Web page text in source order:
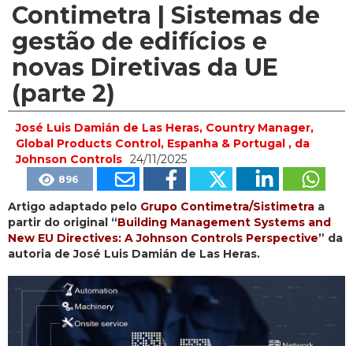
Contimetra | Sistemas de
gestão de edifícios e
novas Diretivas da UE
(parte 2)
José Luis Damián de Las Heras, Country Manager,
Global Products Control, Espanha & Portugal , da
Johnson Controls 24/11/2025
896
Artigo adaptado pelo Grupo Contimetra/Sistimetra a
partir do original “Building Management Systems and
New EU Directives: A Johnson Controls Perspective” da
autoria de José Luis Damián de Las Heras.